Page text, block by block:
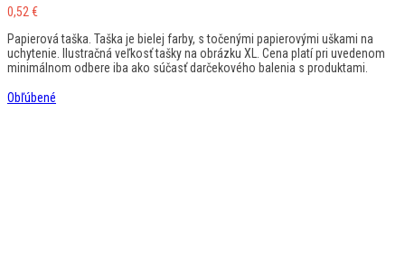
0,52 €
Papierová taška. Taška je bielej farby, s točenými papierovými uškami na
uchytenie. Ilustračná veľkosť tašky na obrázku XL. Cena platí pri uvedenom
minimálnom odbere iba ako súčasť darčekového balenia s produktami.
Obľúbené